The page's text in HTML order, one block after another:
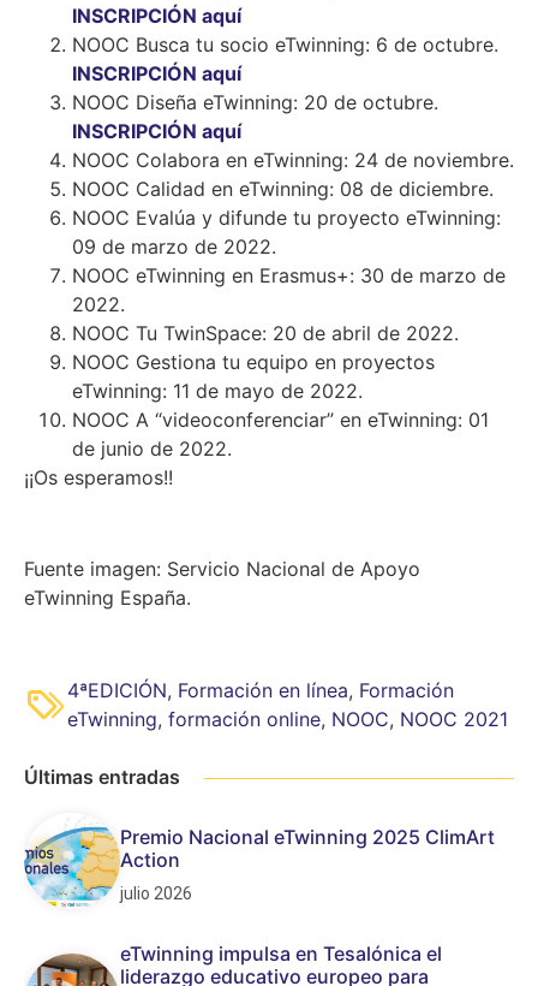
INSCRIPCIÓN aquí
NOOC Busca tu socio eTwinning: 6 de octubre.
INSCRIPCIÓN aquí
NOOC Diseña eTwinning: 20 de octubre.
INSCRIPCIÓN aquí
NOOC Colabora en eTwinning: 24 de noviembre.
NOOC Calidad en eTwinning: 08 de diciembre.
NOOC Evalúa y difunde tu proyecto eTwinning:
09 de marzo de 2022.
NOOC eTwinning en Erasmus+: 30 de marzo de
2022.
NOOC Tu TwinSpace: 20 de abril de 2022.
NOOC Gestiona tu equipo en proyectos
eTwinning: 11 de mayo de 2022.
NOOC A “videoconferenciar” en eTwinning: 01
de junio de 2022.
¡¡Os esperamos!!
Fuente imagen: Servicio Nacional de Apoyo
eTwinning España.
4ªEDICIÓN, Formación en línea, Formación
eTwinning, formación online, NOOC, NOOC 2021
Últimas entradas
Premio Nacional eTwinning 2025 ClimArt
Action
julio 2026
eTwinning impulsa en Tesalónica el
liderazgo educativo europeo para